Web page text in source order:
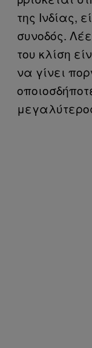
της Ινδίας,
συνοδός.
του κλίση
να γίνει